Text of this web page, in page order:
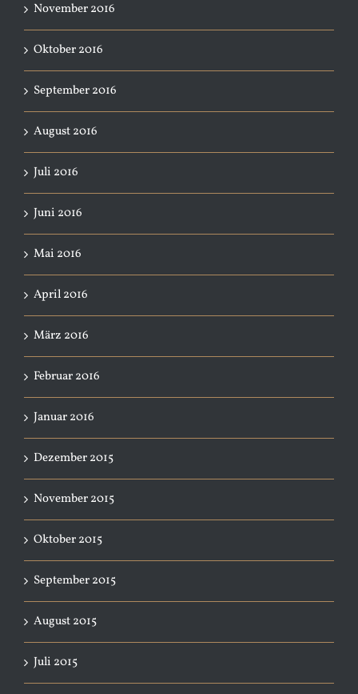
November 2016
Oktober 2016
September 2016
August 2016
Juli 2016
Juni 2016
Mai 2016
April 2016
März 2016
Februar 2016
Januar 2016
Dezember 2015
November 2015
Oktober 2015
September 2015
August 2015
Juli 2015